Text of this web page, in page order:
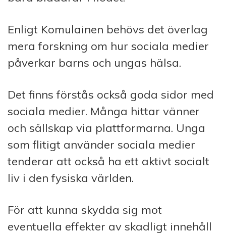
Enligt Komulainen behövs det överlag
mera forskning om hur sociala medier
påverkar barns och ungas hälsa.
Det finns förstås också goda sidor med
sociala medier. Många hittar vänner
och sällskap via plattformarna. Unga
som flitigt använder sociala medier
tenderar att också ha ett aktivt socialt
liv i den fysiska världen.
För att kunna skydda sig mot
eventuella effekter av skadligt innehåll